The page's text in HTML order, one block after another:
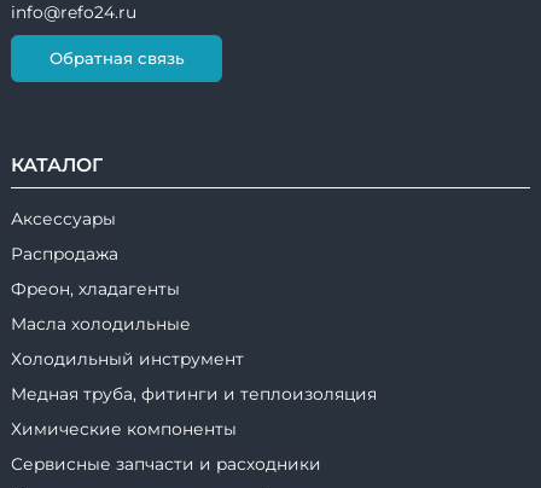
info@refo24.ru
Обратная связь
КАТАЛОГ
Аксессуары
Распродажа
Фреон, хладагенты
Масла холодильные
Холодильный инструмент
Медная труба, фитинги и теплоизоляция
Химические компоненты
Сервисные запчасти и расходники